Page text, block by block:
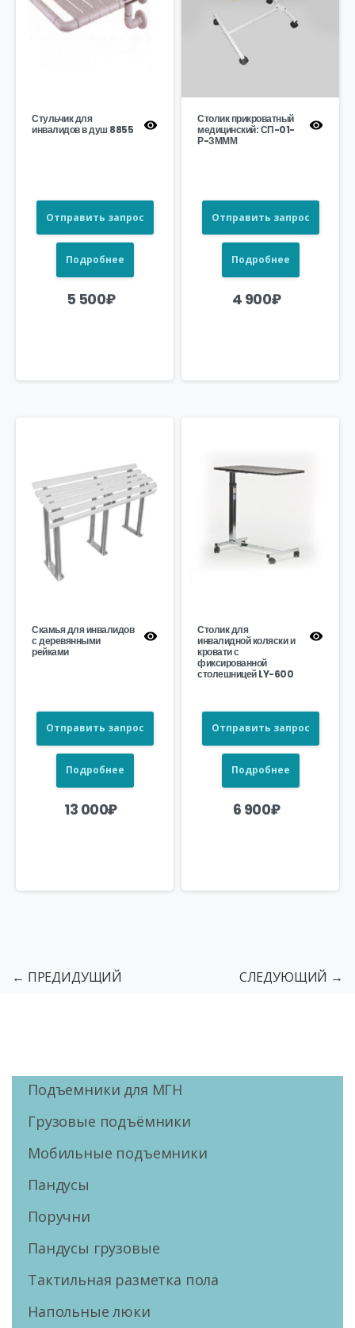
Стульчик для
инвалидов в душ 8855
Отправить запрос
Подробнее
5 500₽
Столик прикроватный
медицинский: СП-01-
Р-ЗМММ
Отправить запрос
Подробнее
4 900₽
Скамья для инвалидов
с деревянными
рейками
Отправить запрос
Подробнее
13 000₽
Столик для
инвалидной коляски и
кровати с
фиксированной
столешницей LY-600
Отправить запрос
Подробнее
6 900₽
← ПРЕДИДУЩИЙ СЛЕДУЮЩИЙ →
Подъемники для МГН
Грузовые подъёмники
Мобильные подъемники
Пандусы
Поручни
Пандусы грузовые
Тактильная разметка пола
Напольные люки